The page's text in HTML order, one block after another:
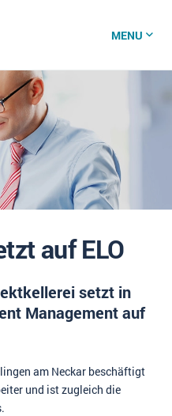
MENU
auf ELO
setzt in
Management auf
am Neckar beschäftigt
und ist zugleich die